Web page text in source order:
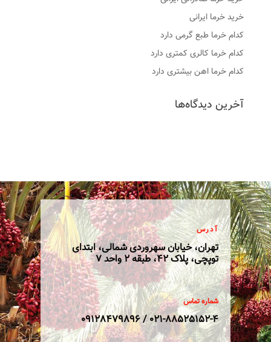
خرید خرما ایرانی
کدام خرما طبع گرمی دارد
کدام خرما کالری کمتری دارد
کدام خرما اهن بیشتری دارد
آخرین دیدگاه‌ها
آدرس
تهران، خیابان سهروردی شمالی، ابتدای
توپچی، پلاک 42، طبقه 2 واحد 7
شماره تماس
021-88525152-4 / 09128479896